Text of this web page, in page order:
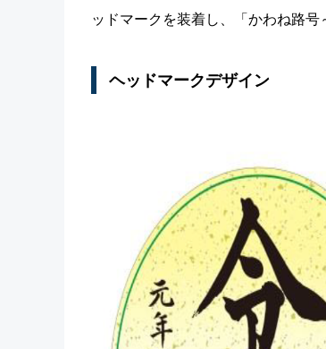
ッドマークを装着し、「かわね路号
ヘッドマークデザイン